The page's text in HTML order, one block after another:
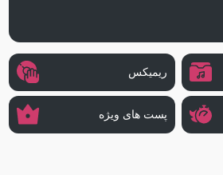
ریمیکس
پست های ویژه